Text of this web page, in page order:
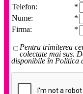
Telefon:
*
Nume:
*
Firma:
*
Pentru trimiterea
colectate mai sus.
disponibile în Politica